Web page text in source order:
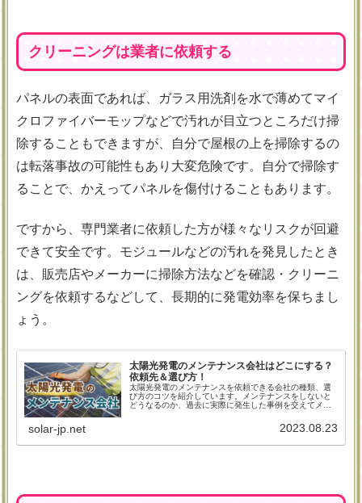
クリーニングは業者に依頼する
パネルの表面であれば、ガラス用洗剤を水で薄めてマイ
クロファイバーモップなどで汚れが目立つところだけ掃
除することもできますが、自分で屋根の上を掃除するの
は転落事故の可能性もあり大変危険です。自分で掃除す
ることで、かえってパネルを傷付けることもあります。
ですから、専門業者に依頼した方が様々なリスクが回避
できて安全です。モジュールなどの汚れを発見したとき
は、販売店やメーカーに掃除方法などを確認・クリーニ
ングを依頼するなどして、長期的に発電効率を保ちまし
ょう。
太陽光発電のメンテナンス会社はどこにする？
依頼先＆選び方！
太陽光発電のメンテナンスを依頼できる会社の種類、選
び方のコツを紹介しています。メンテナンスをしないと
どうなるのか、過去に実際に発生した事例を交えてメン
solar-jp.net 2023.08.23